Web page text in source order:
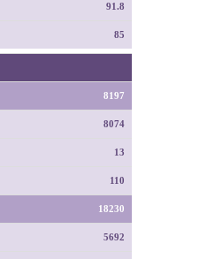
91.8
85
8197
8074
13
110
18230
5692